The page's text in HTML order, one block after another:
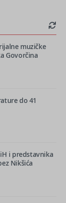
muzičke
Govorčina
do 41
i predstavnika
Nikšića